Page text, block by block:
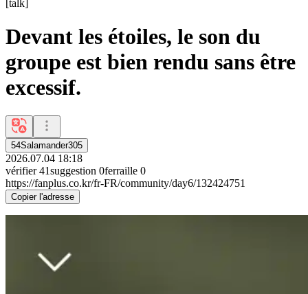
[talk]
Devant les étoiles, le son du
groupe est bien rendu sans être
excessif.
54Salamander305
2026.07.04 18:18
vérifier 41suggestion 0ferraille 0
https://fanplus.co.kr/fr-FR/community/day6/132424751
Copier l'adresse